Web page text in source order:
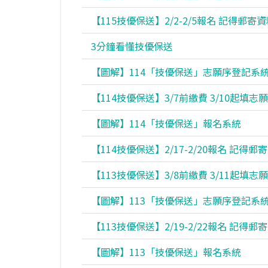
【115技優保送】2/2-2/5報名 記得郵寄
3分鐘看懂技優保送
【圖解】114「技優保送」志願序登記系
【114技優保送】3/7前繳費 3/10起填志願
【圖解】114「技優保送」報名系統
【114技優保送】2/17-2/20報名 記得郵
【113技優保送】3/8前繳費 3/11起填志願
【圖解】113「技優保送」志願序登記系
【113技優保送】2/19-2/22報名 記得郵
【圖解】113「技優保送」報名系統